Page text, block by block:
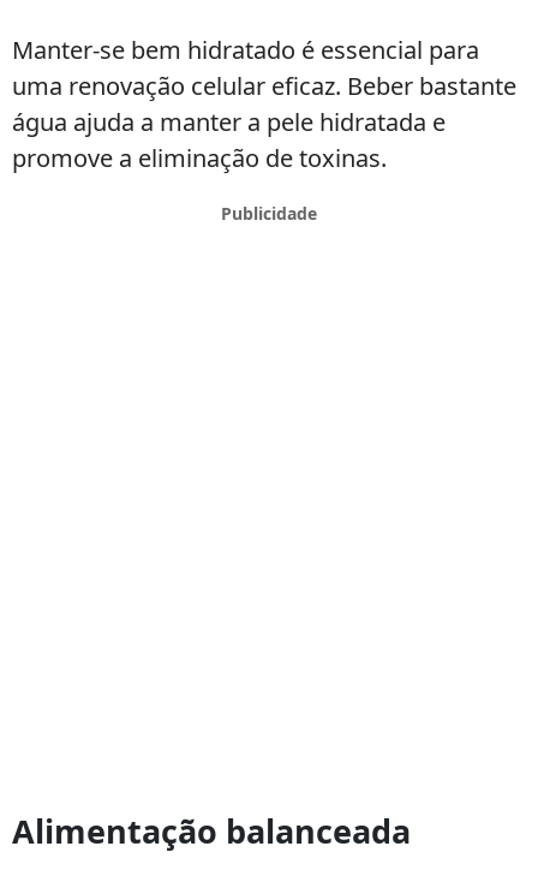
Manter-se bem hidratado é essencial para
uma renovação celular eficaz. Beber bastante
água ajuda a manter a pele hidratada e
promove a eliminação de toxinas.
Alimentação balanceada